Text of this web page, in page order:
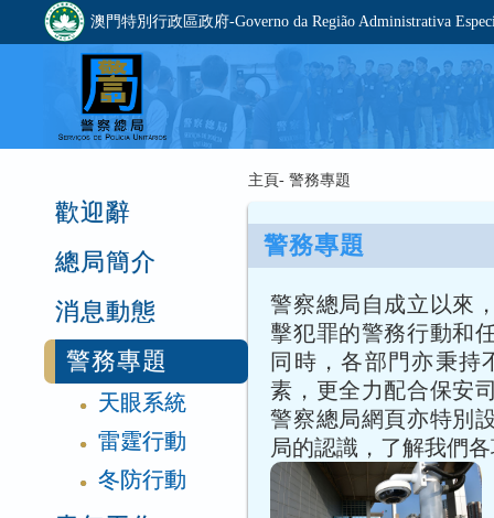
澳門特別行政區政府-Governo da Região Administrativa
歡迎辭
總局簡介
消息動態
警務專題
● 天眼系統
● 雷霆行動
● 冬防行動
主頁- 警務專題
警務專題
警察總局自成立以來
擊犯罪的警務行動和
同時，各部門亦秉持
素，更全力配合保安
警察總局網頁亦特別
局的認識，了解我們